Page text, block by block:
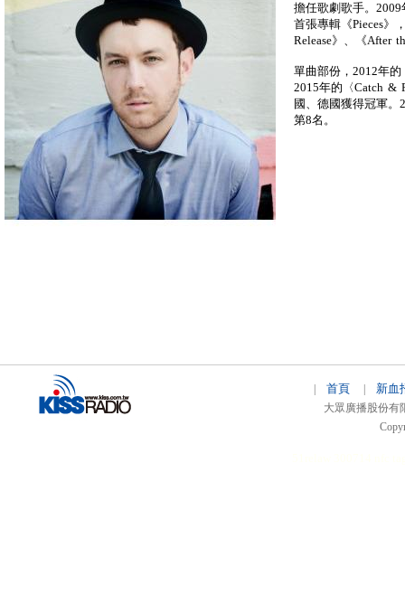
擔任歌劇歌手。
首張專輯《Pieces》
Release》、《After
單曲部份，2012年
2015年的〈Catch &
國、德國獲得冠軍。
第8名。
首頁 新血
大眾廣播股份有